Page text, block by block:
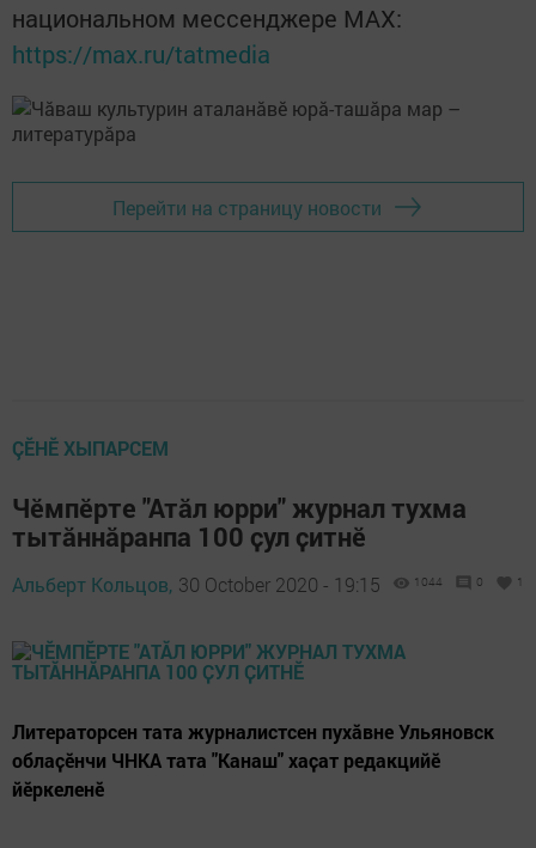
национальном мессенджере MАХ:
https://max.ru/tatmedia
Перейти на страницу новости
ÇӖНӖ ХЫПАРСЕМ
Чӗмпӗрте "Атӑл юрри" журнал тухма
тытӑннӑранпа 100 ҫул ҫитнӗ
Альберт Кольцов, 30 October 2020 - 19:15 1044 0 1
Литераторсен тата журналистсен пухӑвне Ульяновск
облаҫӗнчи ЧНКА тата "Канаш" хаҫат редакцийӗ
йӗркеленӗ